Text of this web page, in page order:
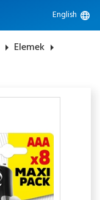
English language
arrow_right Elemek arrow_right